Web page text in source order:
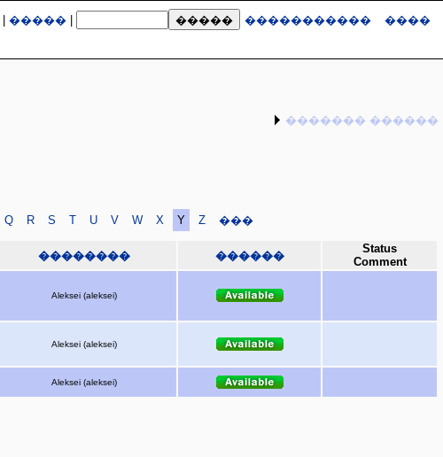
����� ����������� ����
������� ������
Q R S T U V W X Y Z ���
�������� ������
Status
Comment
Aleksei (aleksei)
Aleksei (aleksei)
Aleksei (aleksei)